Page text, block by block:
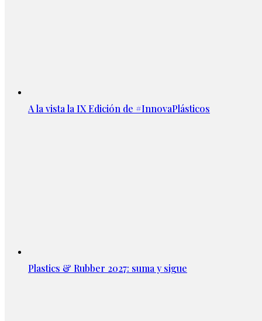
A la vista la IX Edición de #InnovaPlásticos
Plastics & Rubber 2027: suma y sigue